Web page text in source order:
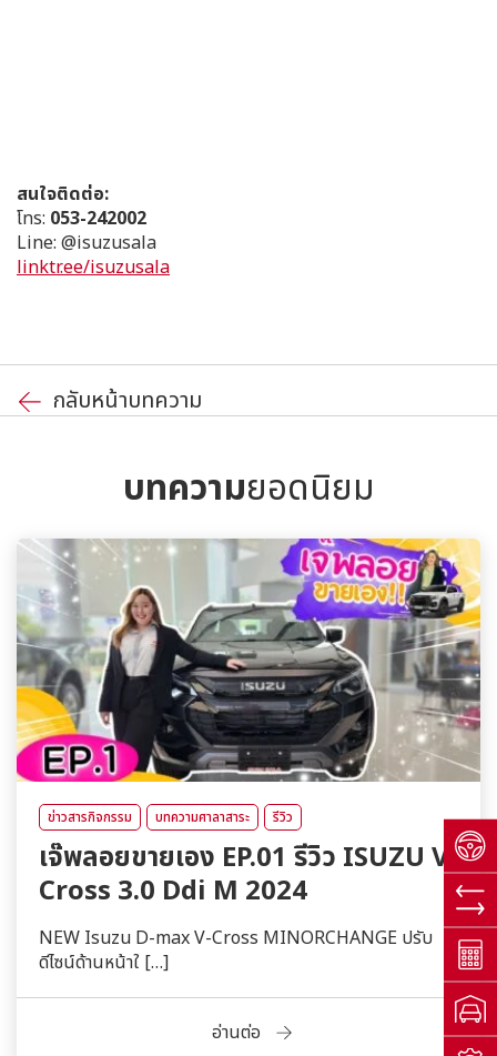
สนใจติดต่อ:
โทร: 053-242002
Line: @isuzusala
linktr.ee/isuzusala
กลับหน้าบทความ
บทความยอดนิยม
ข่าวสารกิจกรรม บทความศาลาสาระ รีวิว
เจ๊พลอยขายเอง EP.01 รีวิว ISUZU V-
Cross 3.0 Ddi M 2024
NEW Isuzu D-max V-Cross MINORCHANGE ปรับ
ดีไซน์ด้านหน้าใ […]
อ่านต่อ